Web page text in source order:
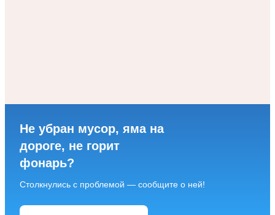
Не убран мусор, яма на
дороге, не горит
фонарь?
Столкнулись с проблемой — сообщите о ней!